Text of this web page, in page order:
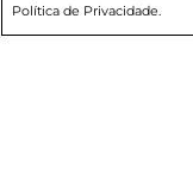
Política de Privacidade.